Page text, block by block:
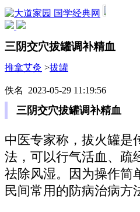
国学经典网
三阴交穴拔罐调补精血
推拿艾灸 >拔罐
佚名 2023-05-29 11:19:56
三阴交穴拔罐调补精血
中医专家称，拔火罐是
法，可以行气活血、疏
祛除风湿。因为操作简
民间常用的防病治病方